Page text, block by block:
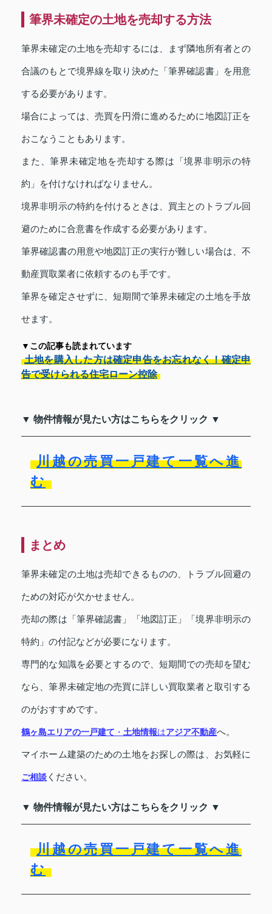
筆界未確定の土地を売却する方法
筆界未確定の土地を売却するには、まず隣地所有者との
合議のもとで境界線を取り決めた「筆界確認書」を用意
する必要があります。
場合によっては、売買を円滑に進めるために地図訂正を
おこなうこともあります。
また、筆界未確定地を売却する際は「境界非明示の特
約」を付けなければなりません。
境界非明示の特約を付けるときは、買主とのトラブル回
避のために合意書を作成する必要があります。
筆界確認書の用意や地図訂正の実行が難しい場合は、不
動産買取業者に依頼するのも手です。
筆界を確定させずに、短期間で筆界未確定の土地を手放
せます。
▼この記事も読まれています
土地を購入した方は確定申告をお忘れなく！確定申
告で受けられる住宅ローン控除
▼ 物件情報が見たい方はこちらをクリック ▼
川越の売買一戸建て一覧へ進
む
まとめ
筆界未確定の土地は売却できるものの、トラブル回避の
ための対応が欠かせません。
売却の際は「筆界確認書」「地図訂正」「境界非明示の
特約」の付記などが必要になります。
専門的な知識を必要とするので、短期間での売却を望む
なら、筆界未確定地の売買に詳しい買取業者と取引する
のがおすすめです。
鶴ヶ島エリアの一戸建て ・ 土地情報はアジア不動産へ。
マイホーム建築のための土地をお探しの際は、お気軽に
ご相談 ください。
▼ 物件情報が見たい方はこちらをクリック ▼
川越の売買一戸建て一覧へ進
む